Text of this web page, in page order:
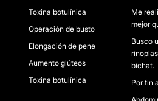
CONTACTAR
ÁCIDO HIALURÓNICO
El acido hialurónico es una
Toxina botulínica
Operación de busto
Elongación de pene
Aumento glúteos
Toxina botulínica
Me
mejor
Busco
bichat.
Por fin